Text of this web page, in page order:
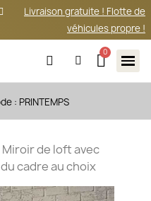
Livraison gratuite ! Flotte de
véhicules propre !
: PRINTEMPS
Miroir de loft avec
cadre au choix